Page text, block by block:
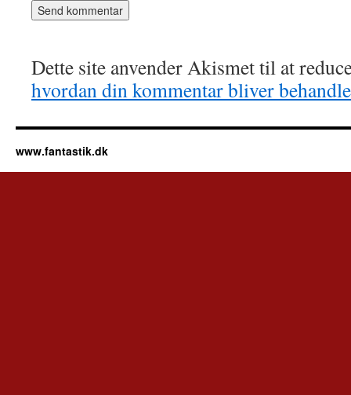
Dette site anvender Akismet til at
hvordan din kommentar bliver
www.fantastik.dk